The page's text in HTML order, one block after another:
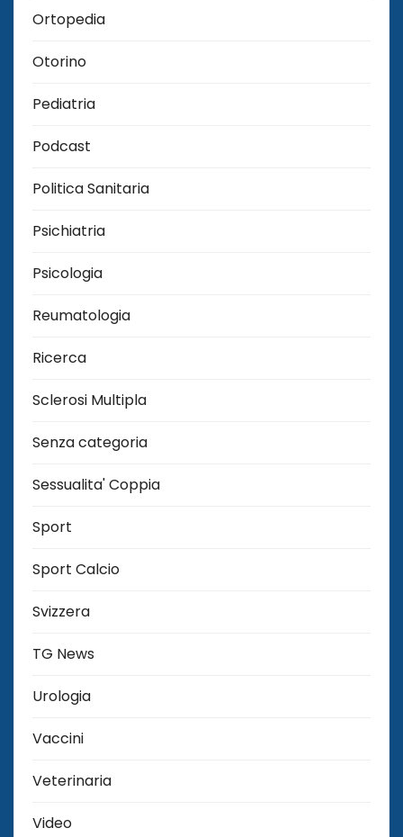
Ortopedia
Otorino
Pediatria
Podcast
Politica Sanitaria
Psichiatria
Psicologia
Reumatologia
Ricerca
Sclerosi Multipla
Senza categoria
Sessualita' Coppia
Sport
Sport Calcio
Svizzera
TG News
Urologia
Vaccini
Veterinaria
Video